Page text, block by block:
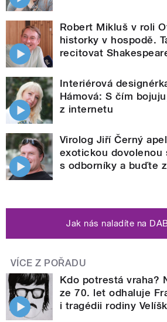
Robert Mikluš v roli
historky v hospodě.
recitovat
Interiérová
Hámová: S čím
z internetu
Virolog Jiří Černý
exotickou dovolenou
s odborníky a buďte
Jak nás naladíte na
VÍCE Z POŘADU
Kdo potrestá vraha?
ze 70. let odhaluje
i tragédii rodiny